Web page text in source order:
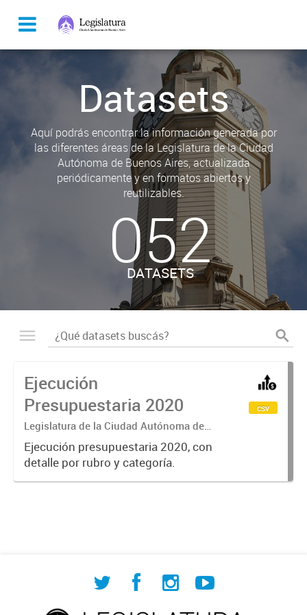
Datasets
Aquí podrás encontrar la información generada por
las diferentes áreas de la Legislatura de la Ciudad
Autónoma de Buenos Aires, actualizada
periódicamente y en formatos abiertos y
reutilizables.
052
DATASETS
Ejecución
Presupuestaria 2020
Legislatura de la Ciudad Autónoma de
Buenos Aires
Ejecución presupuestaria 2020, con
detalle por rubro y categoría.
csv